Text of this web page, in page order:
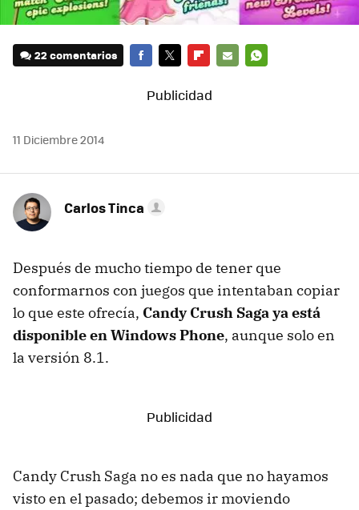
22 comentarios
11 Diciembre 2014
Carlos Tinca
Después de mucho tiempo de tener que
conformarnos con juegos que intentaban copiar
lo que este ofrecía, Candy Crush Saga ya está
disponible en Windows Phone, aunque solo en
la versión 8.1.
Candy Crush Saga no es nada que no hayamos
visto en el pasado; debemos ir moviendo